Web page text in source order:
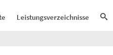
Leistungsverzeichnisse